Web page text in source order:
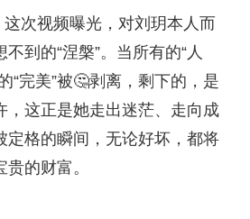
次视频曝光，对刘玥本人而
到的“涅槃”。当所有的“人
“完美”被🤔剥离，剩下的，是
，这正是她走出迷茫、走向成
定格的瞬间，无论好坏，都将
的财富。